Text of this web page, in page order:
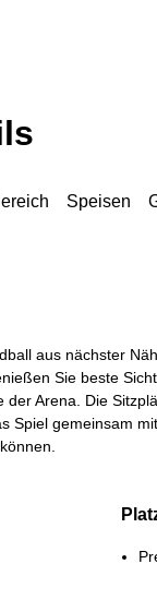
Speisen
aus nächster
Sie beste
der Arena. Die
Spiel gemeinsam